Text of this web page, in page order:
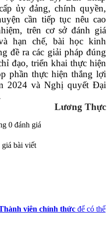
ủy đảng, chính quyền,
cần tiếp tục nêu cao
trên cơ sở đánh giá
hạn chế, bài học kinh
đề ra các giải pháp đúng
đạo, triển khai thực hiện
phần thực hiện thắng lợi
2024 và Nghị quyết Đại
Lương Thực
0 đánh giá
bài viết
viên chính thức để có thể